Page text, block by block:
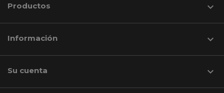
Productos 
Información 
Su cuenta 